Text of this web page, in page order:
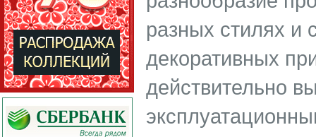
разных стилях и
декоративных
действительно